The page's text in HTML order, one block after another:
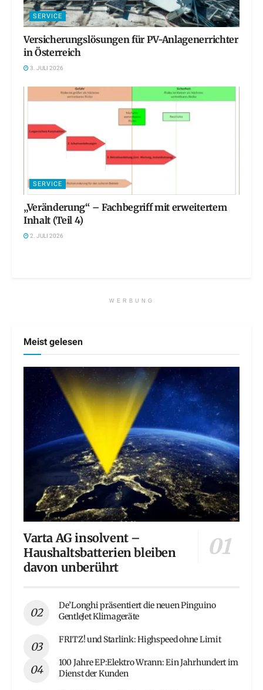
SERVICE
Versicherungslösungen für PV-Anlagenerrichter
in Österreich
3. JULI 2026
SERVICE
„Veränderung“ – Fachbegriff mit erweitertem
Inhalt (Teil 4)
2. JULI 2026
WERBUNG
Meist gelesen
Varta AG insolvent –
Haushaltsbatterien bleiben
davon unberührt
De’Longhi präsentiert die neuen Pinguino
GentleJet Klimageräte
FRITZ! und Starlink: Highspeed ohne Limit
100 Jahre EP:Elektro Wrann: Ein Jahrhundert im
Dienst der Kunden